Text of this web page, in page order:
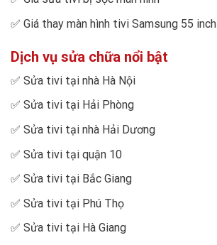
✅ Giá thay màn hình tivi Samsung 55 inch
Dịch vụ sửa chữa nổi bật
✅ Sửa tivi tại nhà Hà Nội
✅ Sửa tivi tại Hải Phòng
✅ Sửa tivi tại nhà Hải Dương
✅ Sửa tivi tại quận 10
✅ Sửa tivi tại Bắc Giang
✅ Sửa tivi tại Phú Thọ
✅ Sửa tivi tại Hà Giang